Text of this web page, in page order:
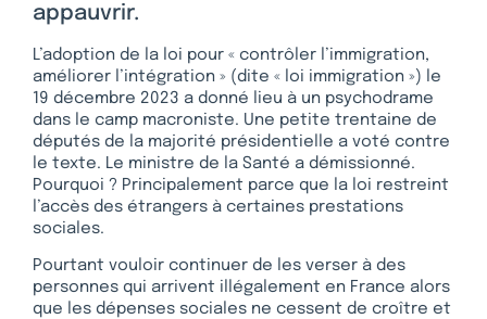
appauvrir.
L’adoption de la loi pour « contrôler l’immigration,
améliorer l’intégration » (dite « loi immigration ») le
19 décembre 2023 a donné lieu à un psychodrame
dans le camp macroniste. Une petite trentaine de
députés de la majorité présidentielle a voté contre
le texte. Le ministre de la Santé a démissionné.
Pourquoi ? Principalement parce que la loi restreint
l’accès des étrangers à certaines prestations
sociales.
Pourtant vouloir continuer de les verser à des
personnes qui arrivent illégalement en France alors
que les dépenses sociales ne cessent de croître et